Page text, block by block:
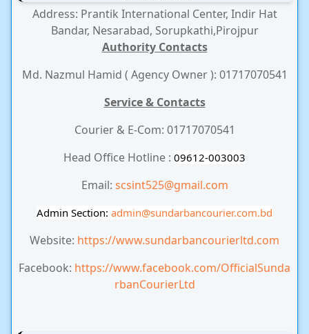
Address: Prantik International Center, Indir Hat
Bandar, Nesarabad, Sorupkathi,Pirojpur
Authority Contacts
Md. Nazmul Hamid ( Agency Owner ): 01717070541
Service & Contacts
Courier & E-Com: 01717070541
Head Office Hotline : 09612-003003
Email: scsint525@gmail.com
Admin Section: admin@sundarbancourier.com.bd
Website: https://www.sundarbancourierltd.com
Facebook: https://www.facebook.com/OfficialSunda
rbanCourierLtd